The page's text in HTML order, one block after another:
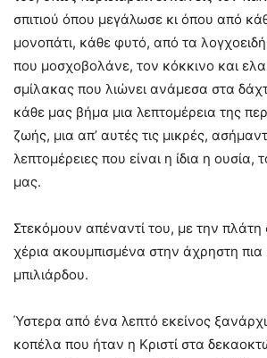
σπιτιού όπου μεγάλωσε κι όπου από
μονοπάτι, κάθε φυτό, από τα
που μοσχοβολάνε, τον κόκκινο και
σμίλακας που λιώνει ανάμεσα στα
κάθε μας βήμα μια λεπτομέρεια της
ζωής, μια απ’ αυτές τις μικρές,
λεπτομέρειες που είναι η ίδια η
μας.
Στεκόμουν απέναντί του, με την πλάτη
χέρια ακουμπισμένα στην άχρηστη πια
μπιλιάρδου.
Ύστερα από ένα λεπτό εκείνος
κοπέλα που ήταν η Κριστί στα